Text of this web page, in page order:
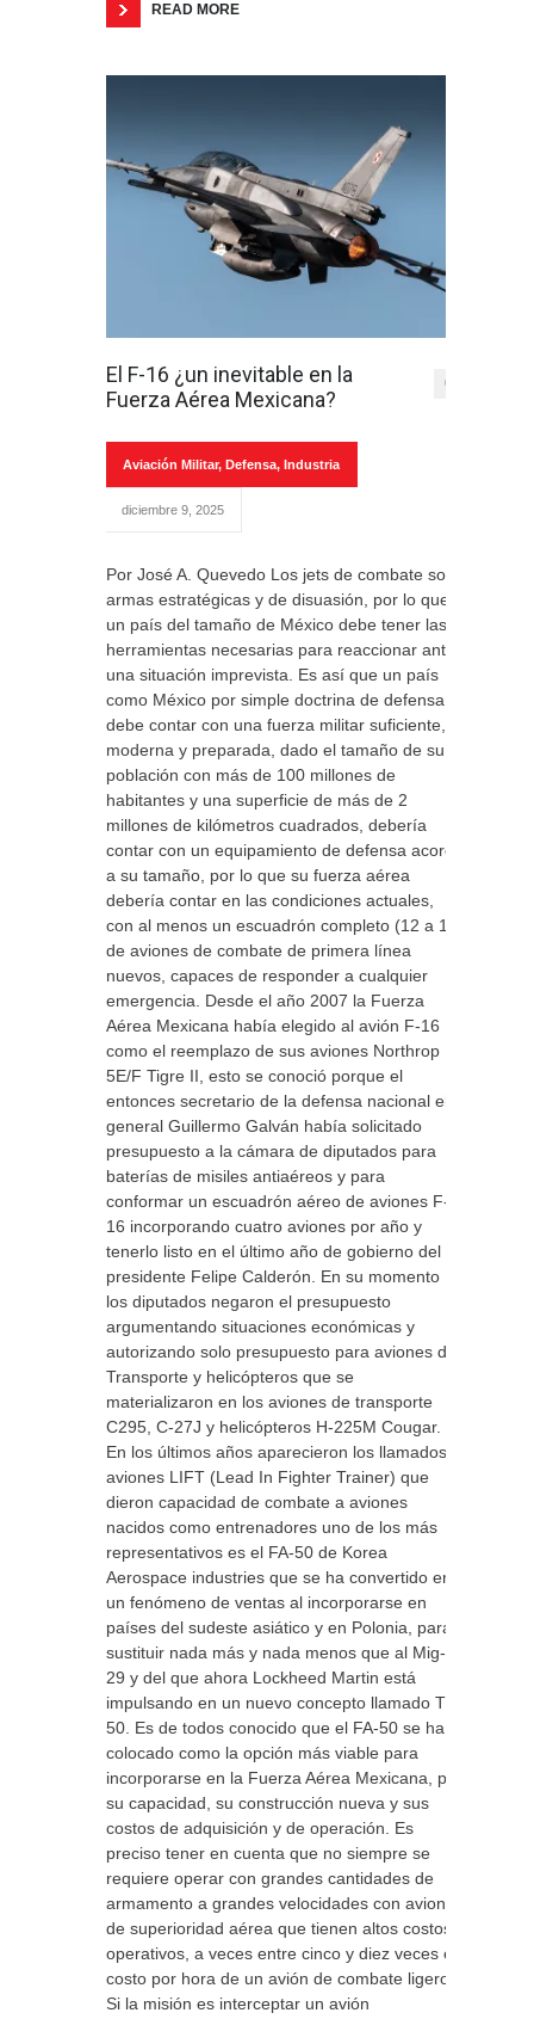
READ MORE
El F-16 ¿un inevitable en la
Fuerza Aérea Mexicana?
0
Aviación Militar, Defensa, Industria
diciembre 9, 2025
Por José A. Quevedo Los jets de combate son
armas estratégicas y de disuasión, por lo que
un país del tamaño de México debe tener las
herramientas necesarias para reaccionar ante
una situación imprevista. Es así que un país
como México por simple doctrina de defensa
debe contar con una fuerza militar suficiente,
moderna y preparada, dado el tamaño de su
población con más de 100 millones de
habitantes y una superficie de más de 2
millones de kilómetros cuadrados, debería
contar con un equipamiento de defensa acorde
a su tamaño, por lo que su fuerza aérea
debería contar en las condiciones actuales,
con al menos un escuadrón completo (12 a 18)
de aviones de combate de primera línea
nuevos, capaces de responder a cualquier
emergencia. Desde el año 2007 la Fuerza
Aérea Mexicana había elegido al avión F-16
como el reemplazo de sus aviones Northrop F-
5E/F Tigre II, esto se conoció porque el
entonces secretario de la defensa nacional el
general Guillermo Galván había solicitado
presupuesto a la cámara de diputados para
baterías de misiles antiaéreos y para
conformar un escuadrón aéreo de aviones F-
16 incorporando cuatro aviones por año y
tenerlo listo en el último año de gobierno del
presidente Felipe Calderón. En su momento
los diputados negaron el presupuesto
argumentando situaciones económicas y
autorizando solo presupuesto para aviones de
Transporte y helicópteros que se
materializaron en los aviones de transporte
C295, C-27J y helicópteros H-225M Cougar.
En los últimos años aparecieron los llamados
aviones LIFT (Lead In Fighter Trainer) que
dieron capacidad de combate a aviones
nacidos como entrenadores uno de los más
representativos es el FA-50 de Korea
Aerospace industries que se ha convertido en
un fenómeno de ventas al incorporarse en
países del sudeste asiático y en Polonia, para
sustituir nada más y nada menos que al Mig-
29 y del que ahora Lockheed Martin está
impulsando en un nuevo concepto llamado TF-
50. Es de todos conocido que el FA-50 se ha
colocado como la opción más viable para
incorporarse en la Fuerza Aérea Mexicana, por
su capacidad, su construcción nueva y sus
costos de adquisición y de operación. Es
preciso tener en cuenta que no siempre se
requiere operar con grandes cantidades de
armamento a grandes velocidades con aviones
de superioridad aérea que tienen altos costos
operativos, a veces entre cinco y diez veces el
costo por hora de un avión de combate ligero.
Si la misión es interceptar un avión